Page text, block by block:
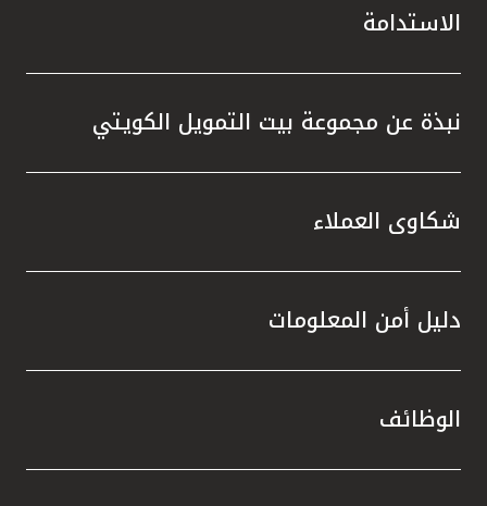
الاستدامة
نبذة عن مجموعة بيت التمويل الكويتي
شكاوى العملاء
دليل أمن المعلومات
الوظائف